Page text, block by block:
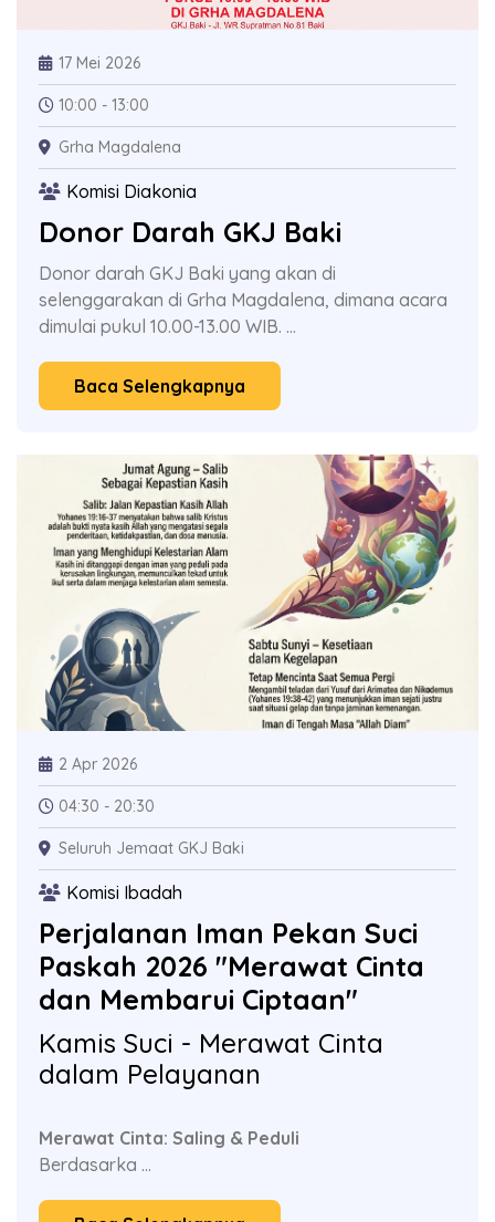
17 Mei 2026
10:00 - 13:00
Grha Magdalena
Komisi Diakonia
Donor Darah GKJ Baki
Donor darah GKJ Baki yang akan di
selenggarakan di Grha Magdalena, dimana acara
dimulai pukul 10.00-13.00 WIB. ...
Baca Selengkapnya
2 Apr 2026
04:30 - 20:30
Seluruh Jemaat GKJ Baki
Komisi Ibadah
Perjalanan Iman Pekan Suci
Paskah 2026 "Merawat Cinta
dan Membarui Ciptaan"
Kamis Suci - Merawat Cinta
dalam Pelayanan
Merawat Cinta: Saling & Peduli
Berdasarka ...